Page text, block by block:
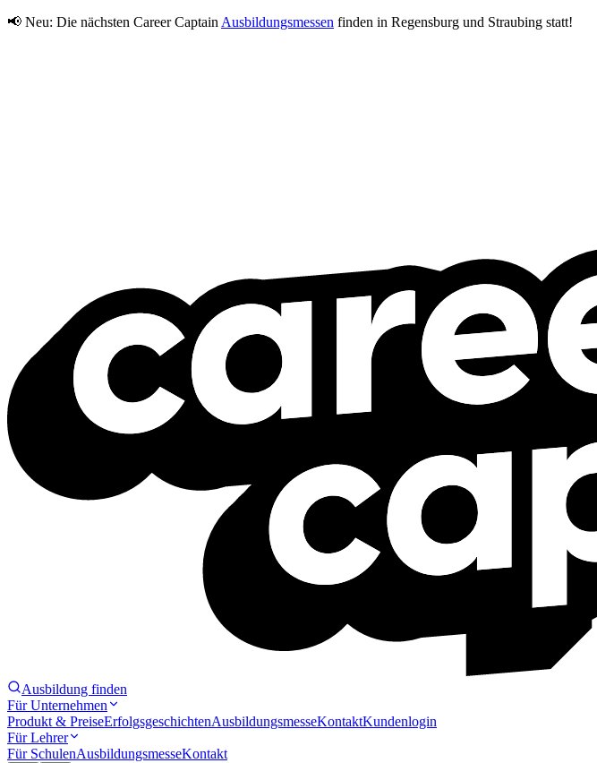
📢 Neu: Die nächsten Career Captain Ausbildungsmessen finden in Regensburg und Straubing statt!
Ausbildung finden
Für Unternehmen
Produkt & PreiseErfolgsgeschichtenAusbildungsmesseKontaktKundenlogin
Für Lehrer
Für SchulenAusbildungsmesseKontakt